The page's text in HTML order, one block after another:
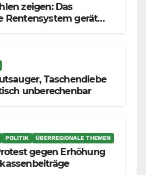
zeigen: Das
Rentensystem gerät
Taschendiebe
unberechenbar
POLITIK ÜBERREGIONALE THEMEN
gegen Erhöhung